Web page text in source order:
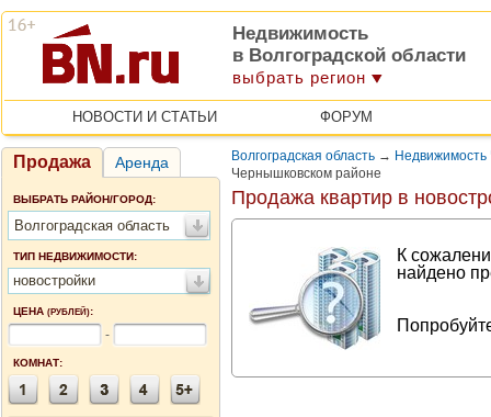
Недвижимость
в Волгоградской области
выбрать регион
НОВОСТИ И СТАТЬИ ФОРУМ
Продажа Аренда
ВЫБРАТЬ РАЙОН/ГОРОД:
Волгоградская область
ТИП НЕДВИЖИМОСТИ:
новостройки
ЦЕНА (РУБЛЕЙ):
-
КОМНАТ:
Волгоградская область → Недвижимость
Чернышковском районе
Продажа квартир в
К
найдено